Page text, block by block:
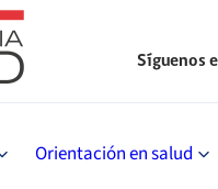
Orientación en salud
Síguenos